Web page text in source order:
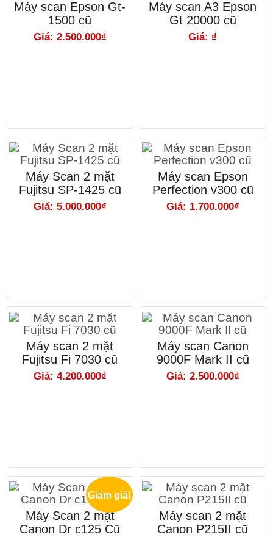
Máy scan Epson Gt-
1500 cũ
Giá: 2.500.000₫
Máy scan A3 Epson
Gt 20000 cũ
Giá: ₫
Máy Scan 2 mặt
Fujitsu SP-1425 cũ
Giá: 5.000.000₫
Máy scan Epson
Perfection v300 cũ
Giá: 1.700.000₫
Máy scan 2 mặt
Fujitsu Fi 7030 cũ
Giá: 4.200.000₫
Máy scan Canon
9000F Mark II cũ
Giá: 2.500.000₫
Giảm giá!
Máy Scan 2 mặt
Canon Dr c125 Cũ
Máy scan 2 mặt
Canon P215II cũ